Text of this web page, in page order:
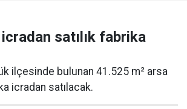
satılık fabrika
ilçesinde bulunan 41.525 m² arsa
icradan satılacak.